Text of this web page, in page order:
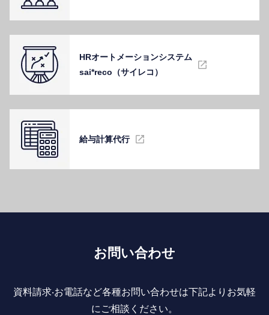
HRオートメーションシステム
sai*reco（サイレコ）
給与計算代⾏
お問い合わせ
資料請求‧お電話など各種お問い合わせは下記よりお気軽
にご相談ください。